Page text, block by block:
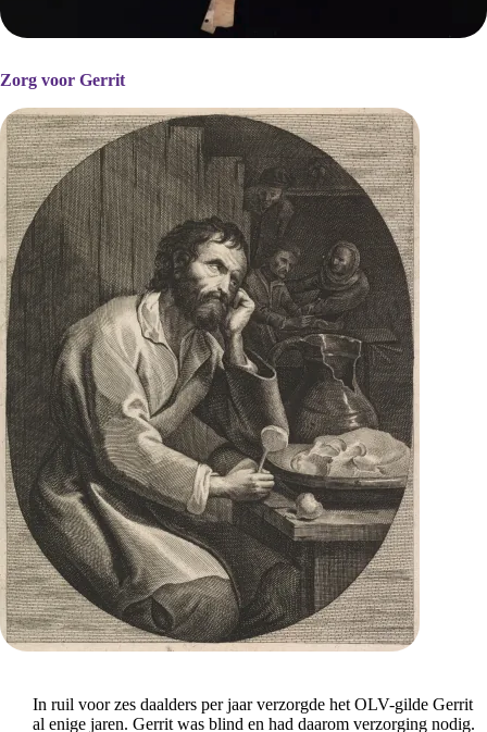
Zorg voor Gerrit
In ruil voor zes daalders per jaar verzorgde het OLV-gilde Gerrit
al enige jaren. Gerrit was blind en had daarom verzorging nodig.